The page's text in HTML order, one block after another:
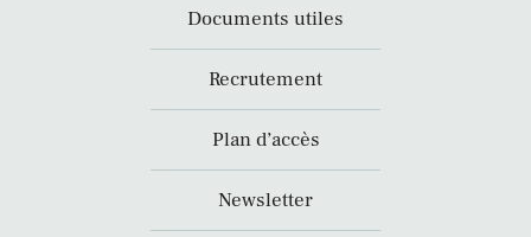
Documents utiles
Recrutement
Plan d’accès
Newsletter